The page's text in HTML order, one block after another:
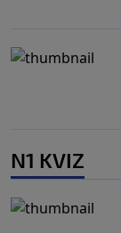
N1 KVIZ